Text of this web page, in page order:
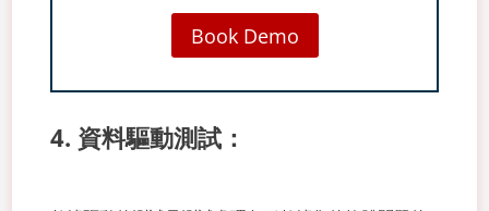
Book Demo
4. 資料驅動測試：